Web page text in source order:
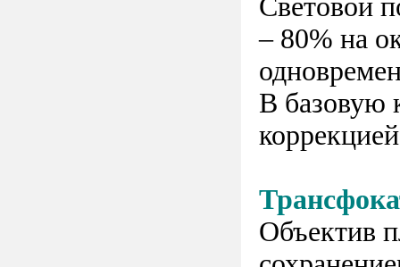
Световой
– 80% на
В базовую
Объектив